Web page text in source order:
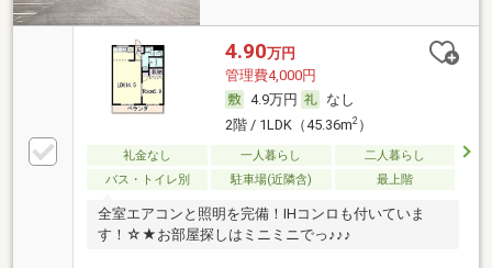
4.90万円
管理費4,000円
4.9万円
なし
2階 / 1LDK（45.36m2）
礼金なし 一人暮らし
二人暮らし
バス・トイレ別
駐車場(近隣含) 最上階
全室エアコンと照明を完備！IHコンロも付いていま
す！☆★お部屋探しはミニミニでっ♪♪♪